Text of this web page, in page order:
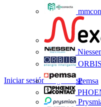
ORBIS
Pemsa
Iniciar sesiónRegistrarse